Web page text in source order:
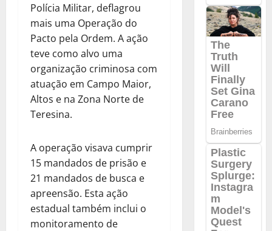
Polícia Militar, deflagrou
mais uma Operação do
Pacto pela Ordem. A ação
teve como alvo uma
organização criminosa com
atuação em Campo Maior,
Altos e na Zona Norte de
Teresina.
A operação visava cumprir
15 mandados de prisão e
21 mandados de busca e
apreensão. Esta ação
estadual também inclui o
monitoramento de